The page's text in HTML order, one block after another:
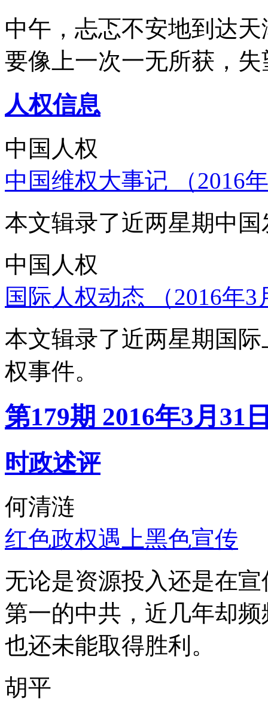
中午，忐忑不安地到达
要像上一次一无所获，
人权信息
中国人权
中国维权大事记 （2016
本文辑录了近两星期中
中国人权
国际人权动态 （2016年
本文辑录了近两星期国
权事件。
第179期 2016年3月31
时政述评
何清涟
红色政权遇上黑色宣传
无论是资源投入还是在
第一的中共，近几年却
也还未能取得胜利。
胡平